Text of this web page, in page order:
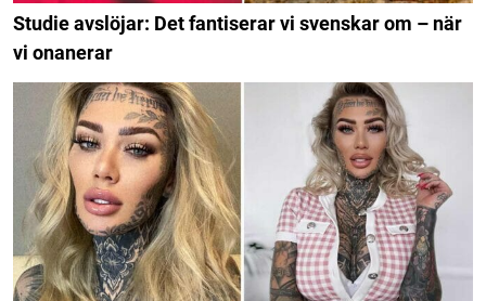
Studie avslöjar: Det fantiserar vi svenskar om – när
vi onanerar